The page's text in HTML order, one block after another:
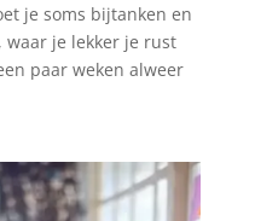
je soms bijtanken en
waar je lekker je rust
paar weken alweer